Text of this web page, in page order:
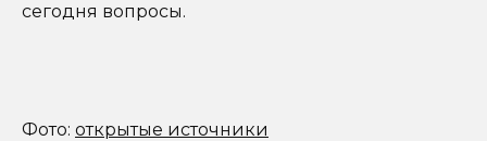
сегодня вопросы.
Фото: открытые источники